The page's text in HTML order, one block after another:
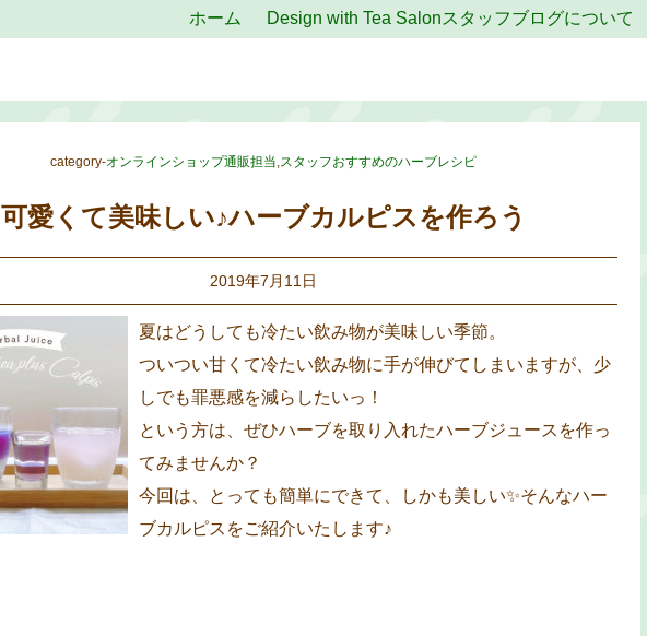
ホーム Design with Tea Salonスタッフブログについて
category-オンラインショップ通販担当,スタッフおすすめのハーブレシピ
可愛くて美味しい♪ハーブカルピスを作ろう
2019年7月11日
夏はどうしても冷たい飲み物が美味しい季節。
ついつい甘くて冷たい飲み物に手が伸びてしまいますが、少
しでも罪悪感を減らしたいっ！
という方は、ぜひハーブを取り入れたハーブジュースを作っ
てみませんか？
今回は、とっても簡単にできて、しかも美しい✨そんなハー
ブカルピスをご紹介いたします♪